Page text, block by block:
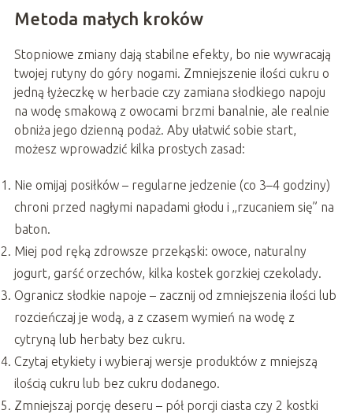
Metoda małych kroków
Stopniowe zmiany dają stabilne efekty, bo nie wywracają
twojej rutyny do góry nogami. Zmniejszenie ilości cukru o
jedną łyżeczkę w herbacie czy zamiana słodkiego napoju
na wodę smakową z owocami brzmi banalnie, ale realnie
obniża jego dzienną podaż. Aby ułatwić sobie start,
możesz wprowadzić kilka prostych zasad:
Nie omijaj posiłków – regularne jedzenie (co 3–4 godziny)
chroni przed nagłymi napadami głodu i „rzucaniem się” na
baton.
Miej pod ręką zdrowsze przekąski: owoce, naturalny
jogurt, garść orzechów, kilka kostek gorzkiej czekolady.
Ogranicz słodkie napoje – zacznij od zmniejszenia ilości lub
rozcieńczaj je wodą, a z czasem wymień na wodę z
cytryną lub herbaty bez cukru.
Czytaj etykiety i wybieraj wersje produktów z mniejszą
ilością cukru lub bez cukru dodanego.
Zmniejszaj porcję deseru – pół porcji ciasta czy 2 kostki